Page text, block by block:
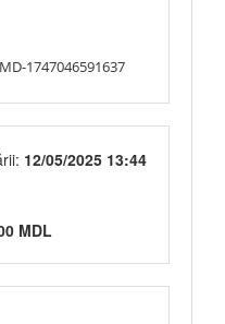
1747046591637
12/05/2025 13:44
MDL